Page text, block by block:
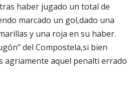
haber jugado un total de
marcado un gol,dado una
y una roja en su haber.
del Compostela,si bien
agriamente aquel penalti errado